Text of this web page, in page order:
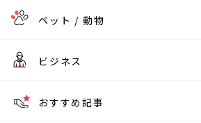
ペット / 動物
ビジネス
おすすめ記事